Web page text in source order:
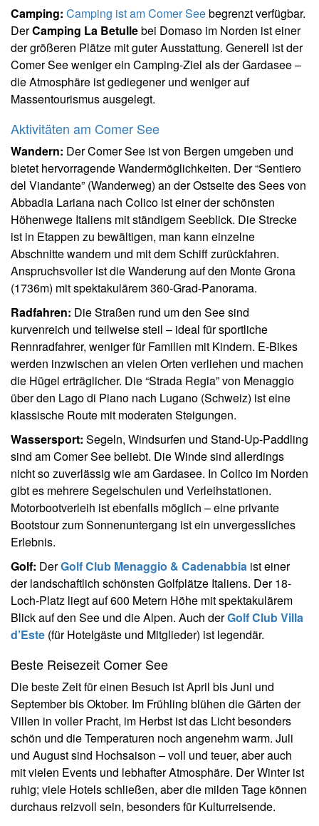
Camping: Camping ist am Comer Seebegrenzt verfügbar.
DerCamping La Betullebei Domaso im Norden ist einer
der größeren Plätze mit guter Ausstattung. Generell ist der
Comer See weniger ein Camping-Ziel als der Gardasee –
die Atmosphäre ist gediegener und weniger auf
Massentourismus ausgelegt.
Aktivitäten am Comer See
Wandern: Der Comer See ist von Bergen umgeben und
bietet hervorragende Wandermöglichkeiten. Der “Sentiero
del Viandante” (Wanderweg) an der Ostseite des Sees von
Abbadia Lariana nach Colico ist einer der schönsten
Höhenwege Italiens mit ständigem Seeblick. Die Strecke
ist in Etappen zu bewältigen, man kann einzelne
Abschnitte wandern und mit dem Schiff zurückfahren.
Anspruchsvoller ist die Wanderung auf den Monte Grona
(1736m) mit spektakulärem 360-Grad-Panorama.
Radfahren: Die Straßen rund um den See sind
kurvenreich und teilweise steil – ideal für sportliche
Rennradfahrer, weniger für Familien mit Kindern. E-Bikes
werden inzwischen an vielen Orten verliehen und machen
die Hügel erträglicher. Die “Strada Regia” von Menaggio
über den Lago di Piano nach Lugano (Schweiz) ist eine
klassische Route mit moderaten Steigungen.
Wassersport: Segeln, Windsurfen und Stand-Up-Paddling
sind am Comer See beliebt. Die Winde sind allerdings
nicht so zuverlässig wie am Gardasee. In Colico im Norden
gibt es mehrere Segelschulen und Verleihstationen.
Motorbootverleih ist ebenfalls möglich – eine privante
Bootstour zum Sonnenuntergang ist ein unvergessliches
Erlebnis.
Golf: DerGolf Club Menaggio & Cadenabbia ist einer
der landschaftlich schönsten Golfplätze Italiens. Der 18-
Loch-Platz liegt auf 600 Metern Höhe mit spektakulärem
Blick auf den See und die Alpen. Auch derGolf Club Villa
d’Este (für Hotelgäste und Mitglieder) ist legendär.
Beste Reisezeit Comer See
Die beste Zeit für einen Besuch ist April bis Juni und
September bis Oktober. Im Frühling blühen die Gärten der
Villen in voller Pracht, im Herbst ist das Licht besonders
schön und die Temperaturen noch angenehm warm. Juli
und August sind Hochsaison – voll und teuer, aber auch
mit vielen Events und lebhafter Atmosphäre. Der Winter ist
ruhig; viele Hotels schließen, aber die milden Tage können
durchaus reizvoll sein, besonders für Kulturreisende.